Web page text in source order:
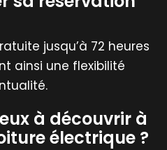
jusqu’à 72 heures
ainsi une flexibilité
à découvrir à
électrique ?